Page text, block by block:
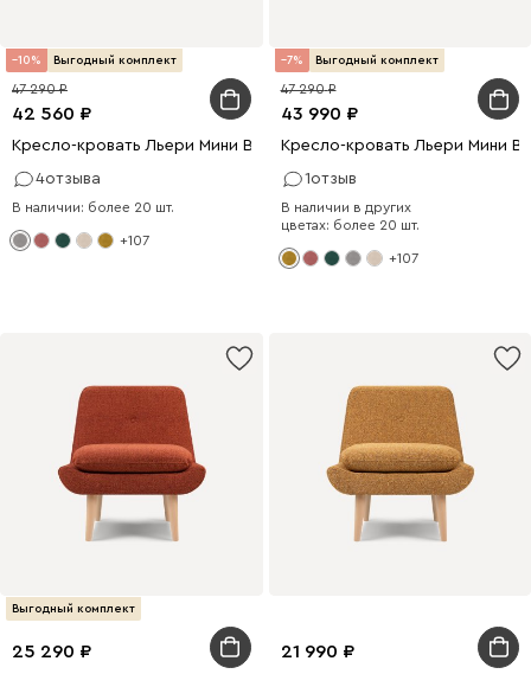
10 Выгодный комплект
42 560
47 290
Кресло-кровать Льери Мини Велюр Светло-серый
4отзыва
В наличии: более 20 шт.
+107
7 Выгодный комплект
43 990
47 290
Кресло-кровать Льери Мини
1отзыв
В наличии в других
цветах: более 20 шт.
+107
Выгодный комплект
25 290 21 990